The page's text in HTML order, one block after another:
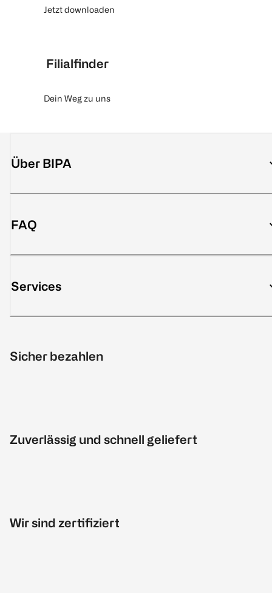
Jetzt downloaden
Filialfinder
Dein Weg zu uns
Über BIPA
FAQ
Services
Sicher bezahlen
Zuverlässig und schnell geliefert
Wir sind zertifiziert